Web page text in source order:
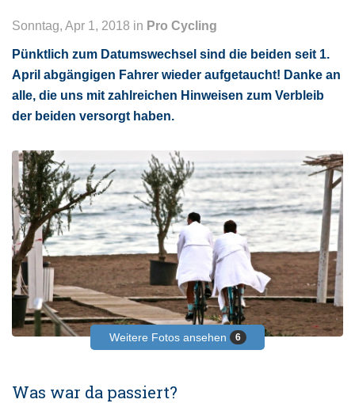
Sonntag, Apr 1, 2018 in Pro Cycling
Pünktlich zum Datumswechsel sind die beiden seit 1.
April abgängigen Fahrer wieder aufgetaucht! Danke an
alle, die uns mit zahlreichen Hinweisen zum Verbleib
der beiden versorgt haben.
Weitere Fotos ansehen 6
Was war da passiert?